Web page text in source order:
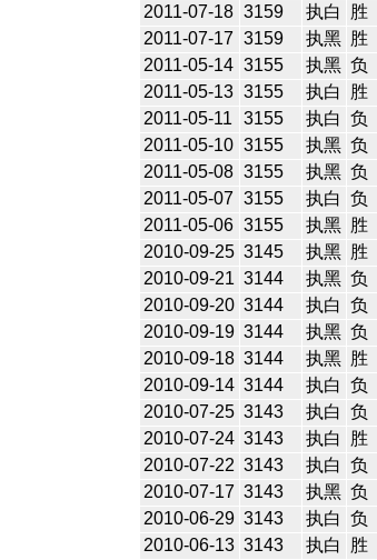
2011-07-18 3159 执白 胜
2011-07-17 3159 执黑 胜
2011-05-14 3155 执黑 负
2011-05-13 3155 执白 胜
2011-05-11
3155 执白 负
2011-05-10 3155 执黑 负
2011-05-08 3155 执黑 负
2011-05-07 3155 执白 负
2011-05-06 3155 执黑 胜
2010-09-25 3145 执黑 胜
2010-09-21 3144 执黑 负
2010-09-20 3144 执白 负
2010-09-19 3144 执黑 负
2010-09-18 3144 执黑 胜
2010-09-14 3144 执白 负
2010-07-25 3143 执白 负
2010-07-24 3143 执白 胜
2010-07-22 3143 执白 负
2010-07-17 3143 执黑 负
2010-06-29 3143 执白 负
2010-06-13 3143 执白 胜